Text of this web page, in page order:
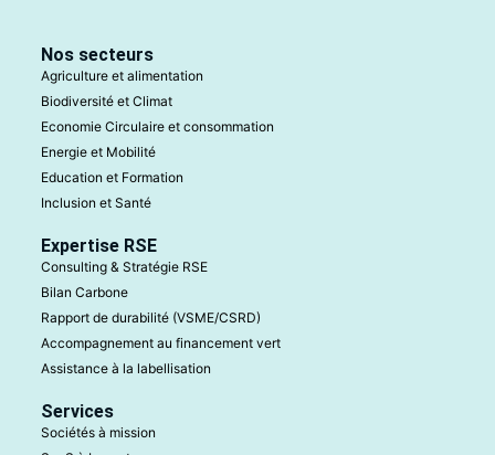
Nos secteurs
Agriculture et alimentation
Biodiversité et Climat
Economie Circulaire et consommation
Energie et Mobilité
Education et Formation
Inclusion et Santé
Expertise RSE
Consulting & Stratégie RSE
Bilan Carbone
Rapport de durabilité (VSME/CSRD)
Accompagnement au financement vert
Assistance à la labellisation
Services
Sociétés à mission